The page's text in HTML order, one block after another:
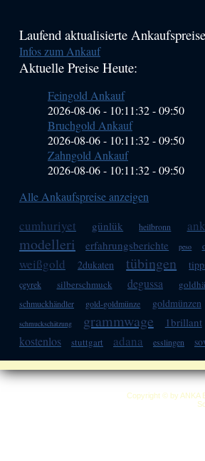
Haupt-
Sidebar
Laufend aktualisierte
Infos zum Ankauf
Aktuelle Preise Heute:
Feingold Ankauf
2026-08-06 - 10:11:32-09:50
Bruchgold Ankauf
2026-08-06 - 10:11:32-09:50
Zahngold Ankauf
2026-08-06 - 10:11:32-09:50
Alle Ankaufspreise anzeigen
cumhuriyet günlük heilbronn
modelleri erfahrungsberichte peso
weißgold 2dukaten tübingen
çeyrek silberschmuck degussa
schmuckhändler gold-goldmünze goldmünzen
schmuckschätzung
grammwage 1brillant
kostenlos stuttgart adana esslingen
Copyright © by ANKA